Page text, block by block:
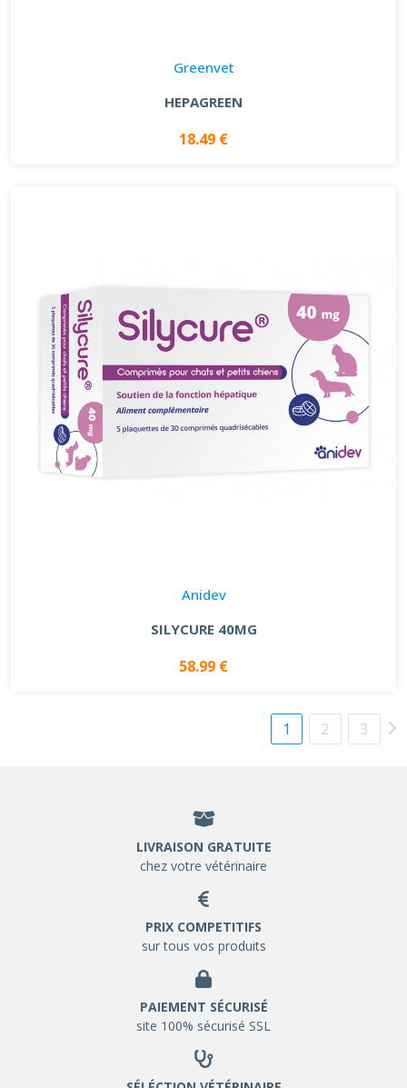
Greenvet
HEPAGREEN
18.49 €
Anidev
SILYCURE 40MG
58.99 €
1 2 3
LIVRAISON GRATUITE
chez votre vétérinaire
PRIX COMPETITIFS
sur tous vos produits
PAIEMENT SÉCURISÉ
site 100% sécurisé SSL